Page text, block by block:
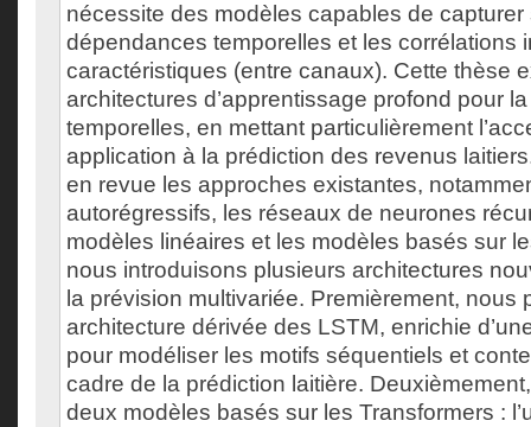
nécessite des modèles capables de
dépendances temporelles et les corrélations
caractéristiques (entre canaux). Cette thèse
architectures d’apprentissage profond pour
temporelles, en mettant particulièrement
application à la prédiction des revenus
en revue les approches existantes,
autorégressifs, les réseaux de neurones
modèles linéaires et les modèles basés sur
nous introduisons plusieurs architectures
la prévision multivariée. Premièrement, nous
architecture dérivée des LSTM, enrichie
pour modéliser les motifs séquentiels et
cadre de la prédiction laitière.
deux modèles basés sur les Transformers :